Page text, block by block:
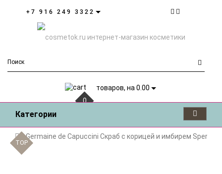
+7 916 249 3322
0
товаров, на 0.00
Категории
Germaine de Capuccini Скраб с корицей и имбирем
TOP
TOP
TOP